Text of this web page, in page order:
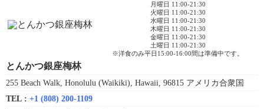
月曜日 11:00-21:30
火曜日 11:00-21:30
水曜日 11:00-21:30
木曜日 11:00-21:30
金曜日 11:00-21:30
土曜日 11:00-21:30
※洋食のみ平日15:00-16:00間は準備中です。
とんかつ銀座梅林
255 Beach Walk, Honolulu (Waikiki), Hawaii, 96815 アメリカ合衆国
TEL : +1 (808) 200-1109